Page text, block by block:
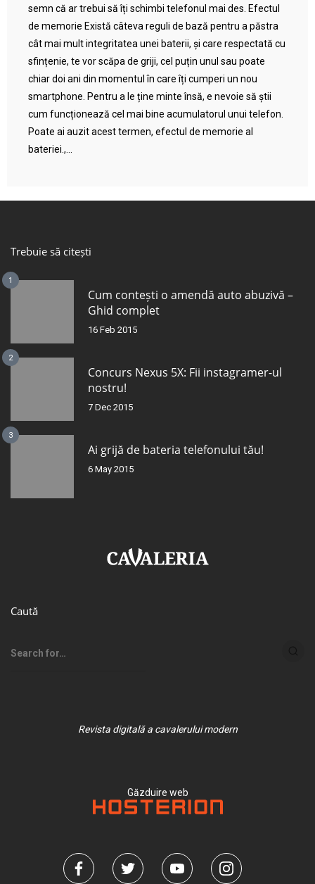
semn că ar trebui să îți schimbi telefonul mai des. Efectul
de memorie Există câteva reguli de bază pentru a păstra
cât mai mult integritatea unei baterii, și care respectată cu
sfințenie, te vor scăpa de griji, cel puțin unul sau poate
chiar doi ani din momentul în care îți cumperi un nou
smartphone. Pentru a le ține minte însă, e nevoie să știi
cum funcționează cel mai bine acumulatorul unui telefon.
Poate ai auzit acest termen, efectul de memorie al
bateriei.,...
Trebuie să citești
1
Cum contești o amendă auto abuzivă –
Ghid complet
16 Feb 2015
2
Concurs Nexus 5X: Fii instagramer-ul
nostru!
7 Dec 2015
3
Ai grijă de bateria telefonului tău!
6 May 2015
Caută
Revista digitală a cavalerului modern
Găzduire web